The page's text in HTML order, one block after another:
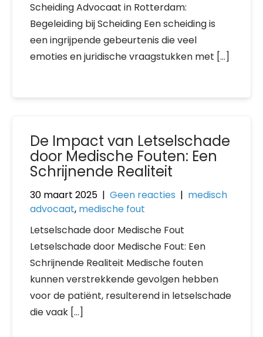
Scheiding Advocaat in Rotterdam:
Begeleiding bij Scheiding Een scheiding is
een ingrijpende gebeurtenis die veel
emoties en juridische vraagstukken met […]
De Impact van Letselschade
door Medische Fouten: Een
Schrijnende Realiteit
30 maart 2025 | Geen reacties | medisch
advocaat, medische fout
Letselschade door Medische Fout
Letselschade door Medische Fout: Een
Schrijnende Realiteit Medische fouten
kunnen verstrekkende gevolgen hebben
voor de patiënt, resulterend in letselschade
die vaak […]